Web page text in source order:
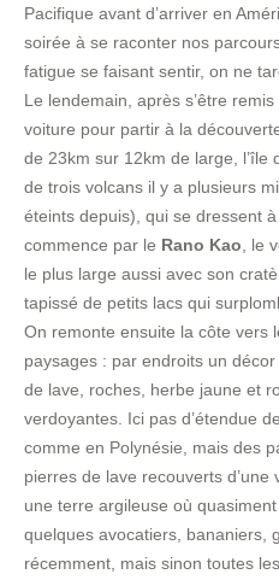
Pacifique avant d’arriver en
soirée à se raconter nos
fatigue se faisant sentir, on ne
Le lendemain, après s’être
voiture pour partir à la
de 23km sur 12km de large, l’île
de trois volcans il y a plusieurs
éteints depuis), qui se dressent
commence par le Rano Kao , le
le plus large aussi avec son
tapissé de petits lacs qui
On remonte ensuite la côte vers
paysages : par endroits un
de lave, roches, herbe jaune et
verdoyantes. Ici pas d’étendue
comme en Polynésie, mais des
pierres de lave recouverts d’une
une terre argileuse où
quelques avocatiers, bananiers,
récemment, mais sinon toutes